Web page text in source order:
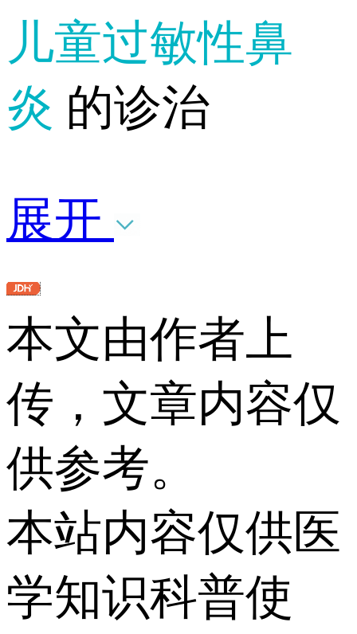
儿童过敏性鼻
炎 的诊治
展开
本文由作者上
传，文章内容仅
供参考。
本站内容仅供医
学知识科普使